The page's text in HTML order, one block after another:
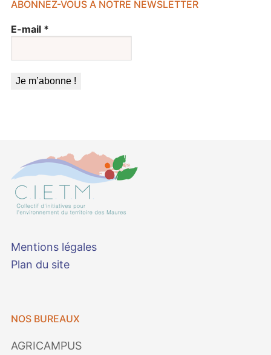
ABONNEZ-VOUS À NOTRE NEWSLETTER
E-mail *
Mentions légales
Plan du site
NOS BUREAUX
AGRICAMPUS